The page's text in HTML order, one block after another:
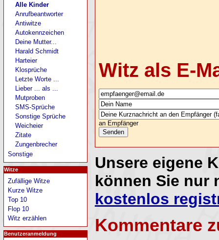
Witz als E-
an Empfänger
Unsere eigene
können Sie nur
kostenlos
Kommentare
Alle Kinder
Anrufbeantworter
Antiwitze
Autokennzeichen
Deine Mutter...
Harald Schmidt
Harteier
Klosprüche
Letzte Worte ...
Lieber ... als ...
Mutproben
SMS-Sprüche
Sonstige Sprüche
Weicheier
Zitate
Zungenbrecher
Sonstige
Witze
Zufällige Witze
Kurze Witze
Top 10
Flop 10
Witz erzählen
Benutzeranmeldung